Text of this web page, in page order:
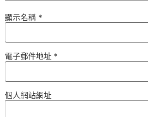
顯示名稱 *
電子郵件地址 *
個人網站網址